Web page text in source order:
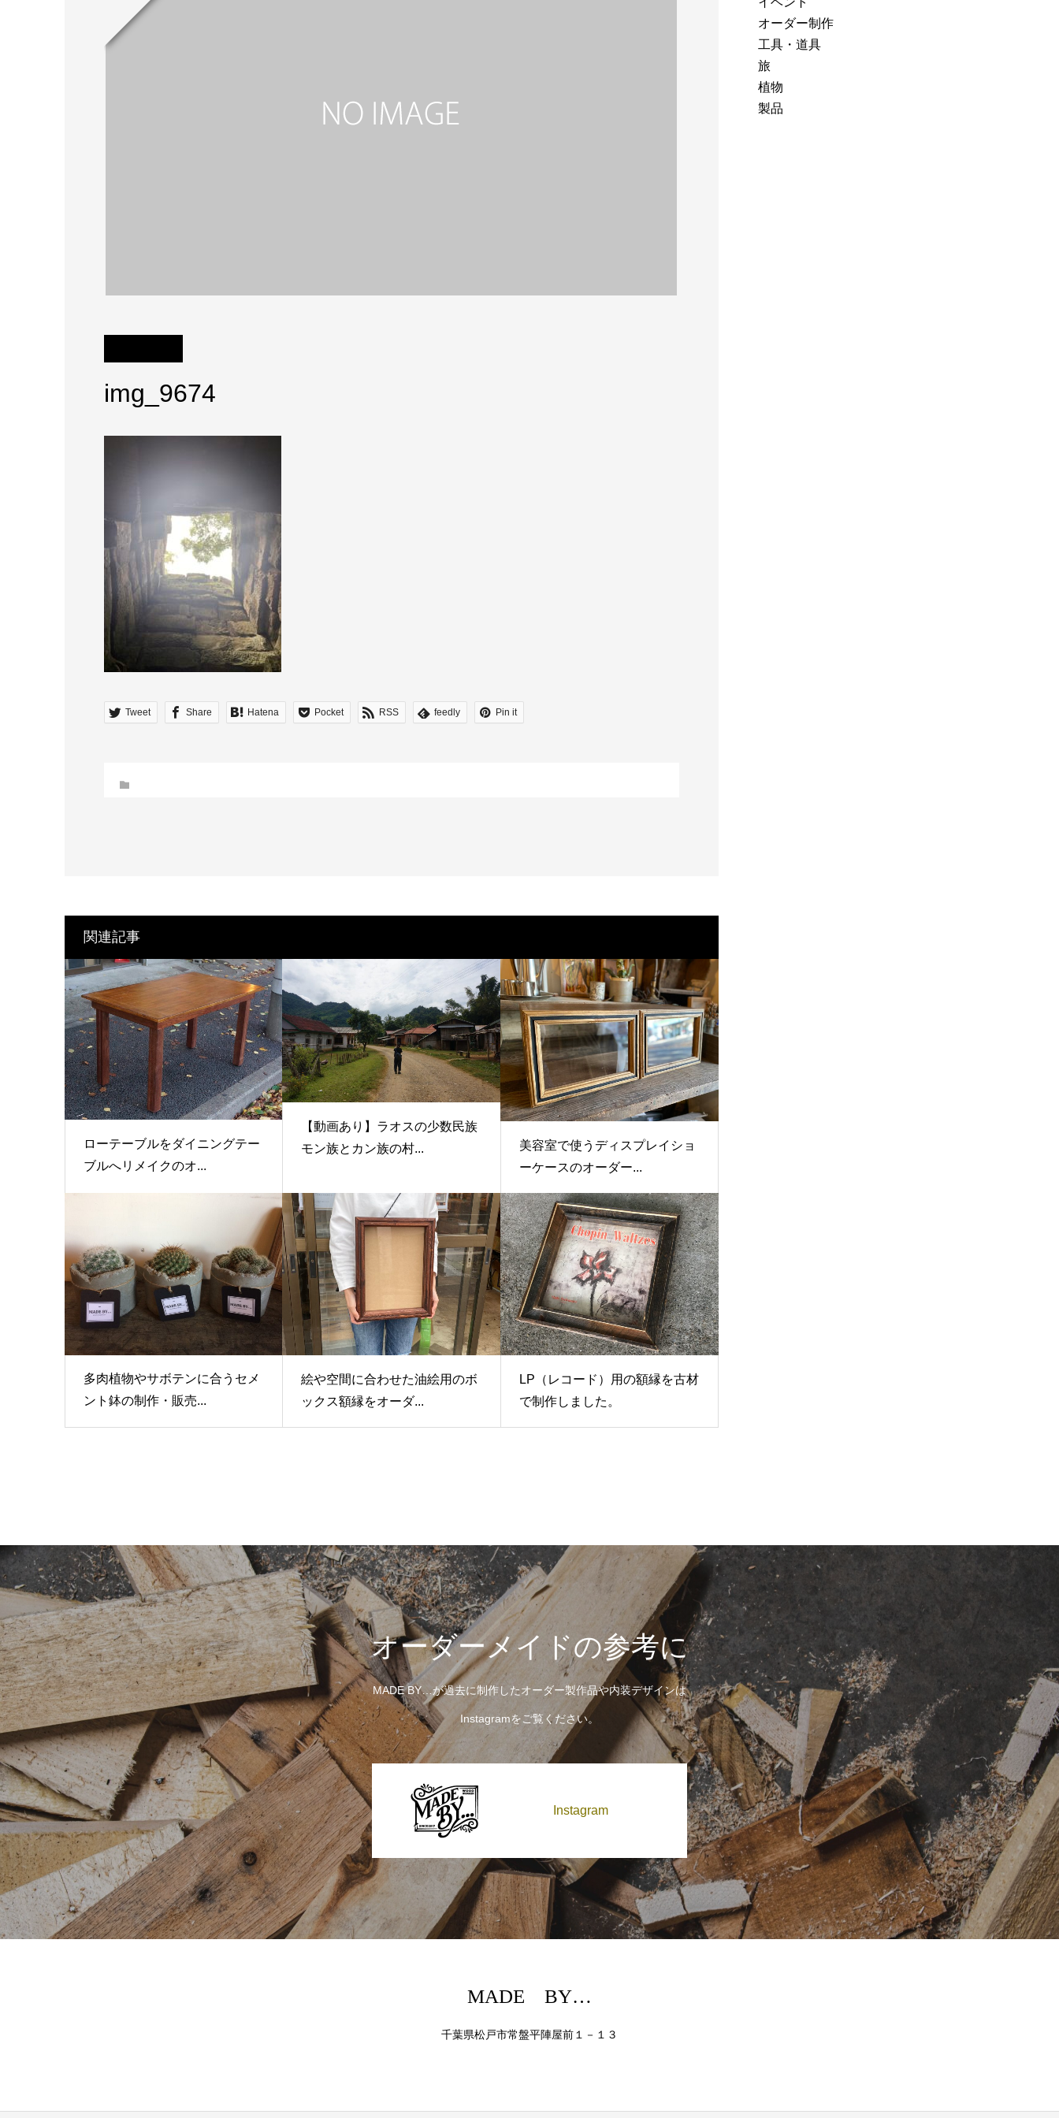
img_9674
Tweet Share Hatena Pocket RSS feedly Pin it
関連記事
ローテーブルをダイニングテー
ブルへリメイクのオ...
【動画あり】ラオスの少数民族
モン族とカン族の村...
美容室で使うディスプレイショ
ーケースのオーダー...
多肉植物やサボテンに合うセメ
ント鉢の制作・販売...
絵や空間に合わせた油絵用のボ
ックス額縁をオーダ...
LP（レコード）用の額縁を古材
で制作しました。
オーダー制作
工具・道具
旅
植物
製品
オーダーメイドの参考に
MADE BY…が過去に制作したオーダー製作品や内装デザインは
Instagramをご覧ください。
Instagram
MADE BY…
千葉県松戸市常盤平陣屋前１－１３